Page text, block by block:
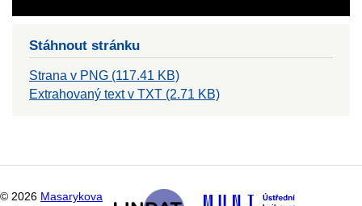
Stáhnout stránku
Strana v PNG (117.41 KB)
Extrahovaný text v TXT (2.71 KB)
© 2026 Masarykova